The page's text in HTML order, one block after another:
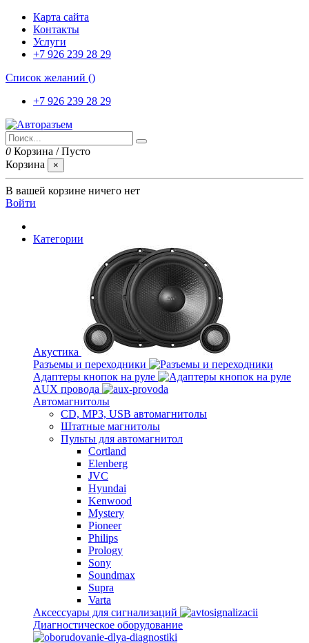
Карта сайта
Контакты
Услуги
+7 926 239 28 29
Список желаний ()
+7 926 239 28 29
0 Корзина /Пусто
Корзина
×
В вашей корзине ничего нет
Войти
Категории
Акустика
Разъемы и переходники
Адаптеры кнопок на руле
AUX провода
Автомагнитолы
CD, MP3, USB автомагнитолы
Штатные магнитолы
Пульты для автомагнитол
Cortland
Elenberg
JVC
Hyundai
Kenwood
Mystery
Pioneer
Philips
Prology
Sony
Soundmax
Supra
Varta
Аксессуары для сигнализаций
Диагностическое оборудование